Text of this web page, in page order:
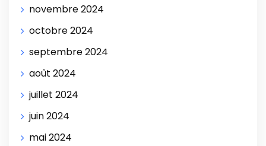
novembre 2024
octobre 2024
septembre 2024
août 2024
juillet 2024
juin 2024
mai 2024